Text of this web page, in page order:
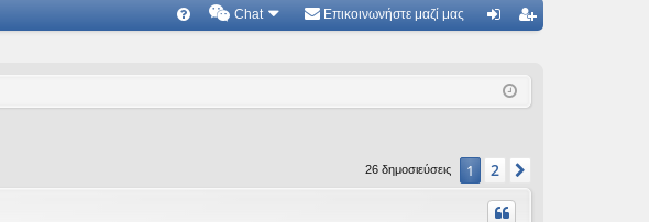
Γ
Chat Επικοινωνήστε μαζί μας
ρα
26 δημοσιεύσεις 1 2